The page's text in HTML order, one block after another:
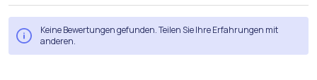
Keine Bewertungen gefunden. Teilen Sie Ihre Erfahrungen mit
anderen.